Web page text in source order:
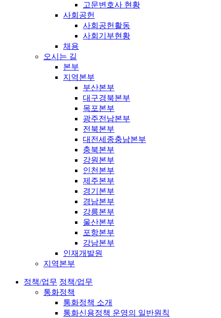
고문변호사 현황
사회공헌
사회공헌활동
사회기부현황
채용
오시는 길
본부
지역본부
부산본부
대구경북본부
목포본부
광주전남본부
전북본부
대전세종충남본부
충북본부
강원본부
인천본부
제주본부
경기본부
경남본부
강릉본부
울산본부
포항본부
강남본부
인재개발원
지역본부
정책/업무 정책/업무
통화정책
통화정책 소개
통화신용정책 운영의 일반원칙